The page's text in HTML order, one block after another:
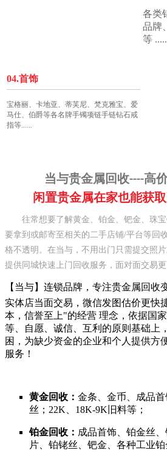
各类
品牌
等
04.首饰
宝格丽、卡地亚、蒂芙尼、梵克雅宝、爱
马仕、伯爵等各名牌手镯项链手链钻石戒
指等......
当与贵金属回收----高
闲置贵金属在家也能获
往常想要了解黄金、铂金 、 钯金、珠
要拿到或邮寄至相关的二手店铺/平台等回
格不透明。在当与，不用出门只需提交照
提供同城快速上门回收服务，面对面交易更
【当与】连锁品牌，专注贵金属回收
实体店当面交易，微信发图估价更快
本，信誉至上"的经营 理念，依据国
等、自愿、诚信、互利的原则基础上
困，为缺少资金的企业和个人提供方
服务！
黄金回收： 金条、金币、成品
丝；22K、18K-9K旧料等；
铂金回收： 成品首饰、铂金丝
片、铂铑丝、钯金、各种工业铂